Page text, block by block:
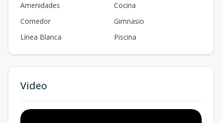
Amenidades
Cocina
Comedor
Gimnasio
Línea Blanca
Piscina
Video